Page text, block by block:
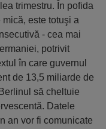
trimestru. În pofida
este totuşi a
- cea mai
potrivit
în care guvernul
de 13,5 miliarde de
să cheltuie
Datele
an vor fi comunicate